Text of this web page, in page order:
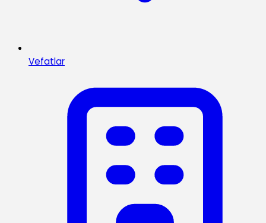
Vefatlar